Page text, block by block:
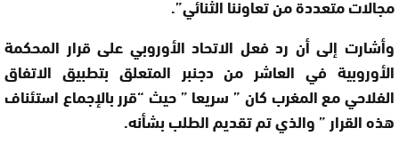
وأشارت إلى أن رد فعل الاتحاد الأوروبي على قرار المحكمة
الأوروبية في العاشر من دجنبر المتعلق بتطبيق الاتفاق
الفلاحي مع المغرب كان ” سريعا ” حيث “قرر بالإجماع استئناف
هذه القرار ” والذي تم تقديم الطلب بشأنه.